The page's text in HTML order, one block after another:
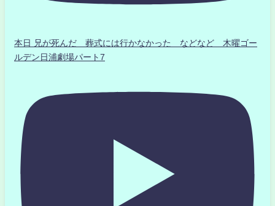
本日 兄が死んだ 葬式には行かなかった などなど 木曜ゴー
ルデン日浦劇場パート7